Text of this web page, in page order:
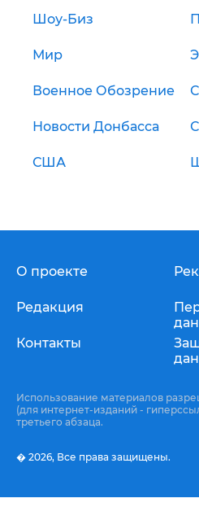
Шоу-Биз
Мир
Военное Обозрение
Новости Донбасса
США
О проекте
Редакция
Контакты
Использование материалов
(для интернет-изданий -
третьего абзаца.
� 2026, Все права защищены.